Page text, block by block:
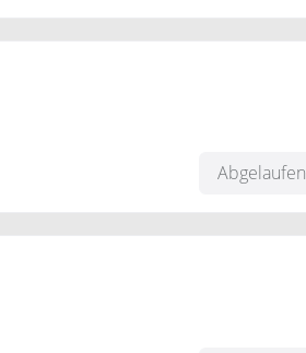
Spielzeug & Spiele, Filme &Abgelaufen